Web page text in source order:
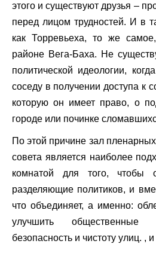
этого и существуют друзья –
перед лицом трудностей. И в
как Торревьеха, то же
районе Вега-Баха. Не
политической идеологии,
соседу в получении доступа к
которую он имеет право, о
городе или починке
По этой причине зал
совета является наиболее
комнатой для того, чтобы
разделяющие политиков, и
что объединяет, а именно:
улучшить общественные
безопасность и чистоту улиц. , и